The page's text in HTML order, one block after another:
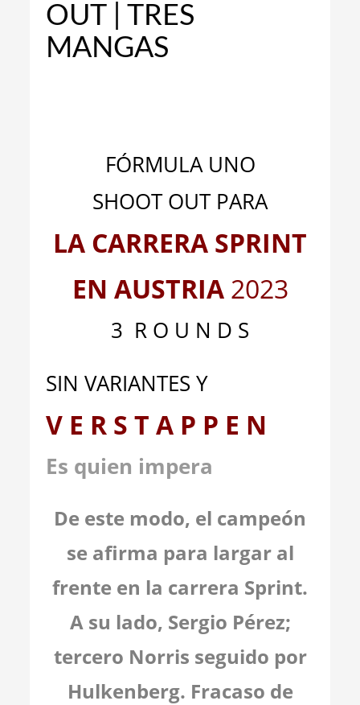
OUT | TRES
MANGAS
FÓRMULA UNO
SHOOT OUT PARA
LA CARRERA SPRINT
EN AUSTRIA 2023
3 R O U N D S
SIN VARIANTES Y
V E R S T A P P E N
Es quien impera
De este modo, el campeón
se afirma para largar al
frente en la carrera Sprint.
A su lado, Sergio Pérez;
tercero Norris seguido por
Hulkenberg. Fracaso de